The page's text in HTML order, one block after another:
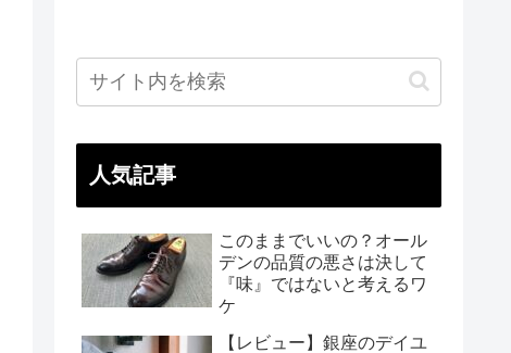
人気記事
このままでいいの？オール
デンの品質の悪さは決して
『味』ではないと考えるワ
ケ
【レビュー】銀座のデイユ